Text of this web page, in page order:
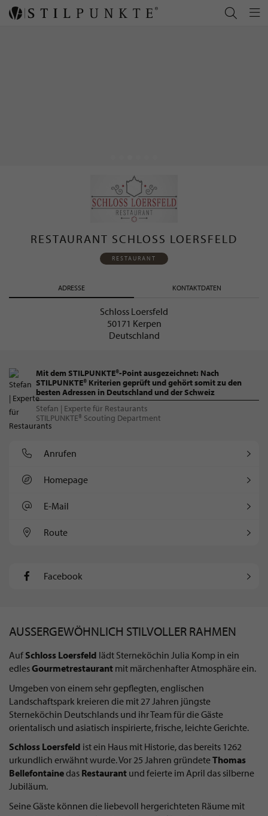
RESTAURANT SCHLOSS LOERSFELD
RESTAURANT
ADRESSE KONTAKTDATEN
Schloss Loersfeld
50171 Kerpen
Deutschland
Mit dem STILPUNKTE®-Point ausgezeichnet: Nach
STILPUNKTE® Kriterien geprüft und gehört somit zu den
besten Adressen in Deutschland und der Schweiz
Stefan | Experte für Restaurants
STILPUNKTE® Scouting Department
Anrufen
Homepage
E-Mail
Route
Facebook
AUSSERGEWÖHNLICH STILVOLLER RAHMEN
Auf Schloss Loersfeld lädt Sterneköchin Julia Komp in ein
edlesGourmetrestaurant mit märchenhafter Atmosphäre ein.
Umgeben von einem sehr gepflegten, englischen
Landschaftspark kreieren die mit 27 Jahren jüngste
Sterneköchin Deutschlands und ihr Team für die Gäste
orientalisch und asiatisch inspirierte, frische, leichte Gerichte.
Schloss Loersfeld ist ein Haus mit Historie, das bereits 1262
urkundlich erwähnt wurde. Vor 25 Jahren gründeteThomas
Bellefontainedas Restaurant und feierte im April das silberne
Jubiläum.
Seine Gäste können die liebevoll hergerichteten Räume mit